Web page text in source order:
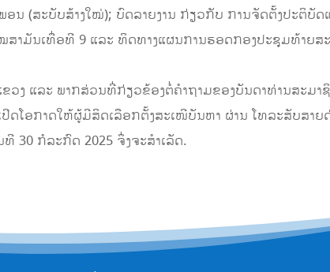
ນ (ສະບັບສ້າງໃໝ່); ບົດລາຍງານ ກ່ຽວກັບ ການຈັດຕັ້ງປະຕິບັ
າມັນເທື່ອທີ 9 ແລະ ທິດທາງແຜນການຮອດກອງປະຊຸມທ້າຍສ
ວງ ແລະ ພາກສ່ວນທີ່ກ່ຽວຂ້ອງຕໍ່ຄຳຖາມຂອງບັນດາທ່ານສະມາ
ດໂອກາດໃຫ້ຜູ້ມີສິດເລືອກຕັ້ງສະເໜີບັນຫາ ຜ່ານ ໂທລະສັບສາຍ
30 ກໍລະກົດ 2025 ຈຶ່ງຈະສຳເລັດ.